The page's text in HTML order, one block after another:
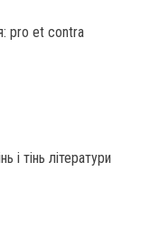
pro et contra
і тінь літератури